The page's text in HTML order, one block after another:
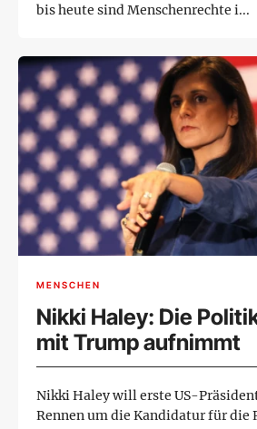
bis heute sind Menschenrechte i...
MENSCHEN
Nikki Haley: Die
mit Trump aufnimmt
Nikki Haley will erste US-
Rennen um die Kandidatur für